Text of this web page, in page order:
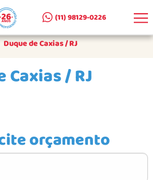
(11) 98129-0226
Duque de Caxias / RJ
Caxias / RJ
orçamento